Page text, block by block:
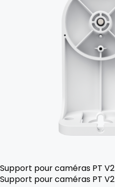
Support pour caméras PT V2
Support pour caméras PT V2